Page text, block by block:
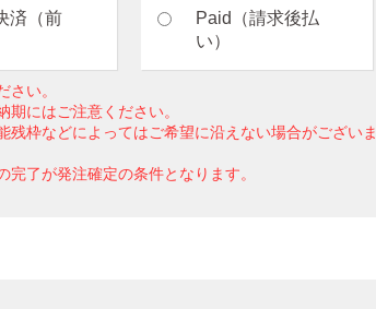
済（前
Paid（請求後払
い）
さい。
にはご注意ください。
枠などによってはご希望に沿えない場合がございま
了が発注確定の条件となります。